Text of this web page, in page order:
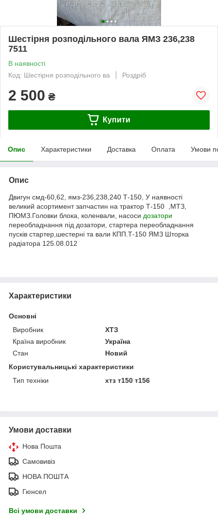
Шестірня розподільного вала ЯМЗ 236,238
7511
В наявності
Код: Шестірня розподільного ва
Роздріб
2 500 ₴
Купити
Опис Характеристики Доставка Оплата Умови
Опис
Двигун смд-60,62, ямз-236,238,240 Т-150, У наявності
великий асортимент запчастин на трактор Т-150 ,МТЗ,
ПЮМЗ.Головки блока, коленвали, насоси дозатори
переобладнання під дозатори, стартера переобладнання
пусків стартер,шестерні та вали КПП.Т-150 ЯМЗ Шторка
радіатора 125.08.012
Характеристики
Основні
Виробник
ХТЗ
Країна виробник
Україна
Стан
Новий
Користувальницькі характеристики
Тип техніки
хтз т150 т156
Умови доставки
Нова Пошта
Самовивіз
НОВА ПОШТА
Гюнсел
Всі умови доставки